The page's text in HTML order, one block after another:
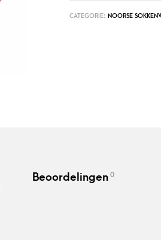
CATEGORIE: NOORSE
Beoordelingen 0